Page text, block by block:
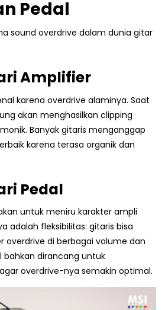
Pedal
sound overdrive dalam dunia gitar
Amplifier
karena overdrive alaminya. Saat
akan menghasilkan clipping
Banyak gitaris menganggap
karena terasa organik dan
Pedal
untuk meniru karakter ampli
adalah fleksibilitas: gitaris bisa
overdrive di berbagai volume dan
bahkan dirancang untuk
overdrive-nya semakin optimal.